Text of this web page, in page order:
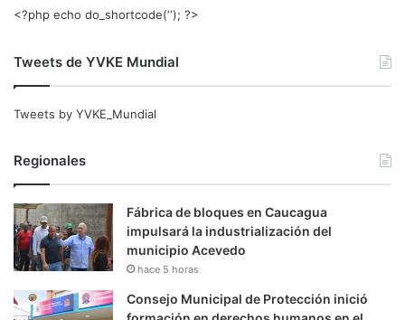
<?php echo do_shortcode(‘‘); ?>
Tweets de YVKE Mundial
Tweets by YVKE_Mundial
Regionales
Fábrica de bloques en Caucagua
impulsará la industrialización del
municipio Acevedo
hace 5 horas
Consejo Municipal de Protección inició